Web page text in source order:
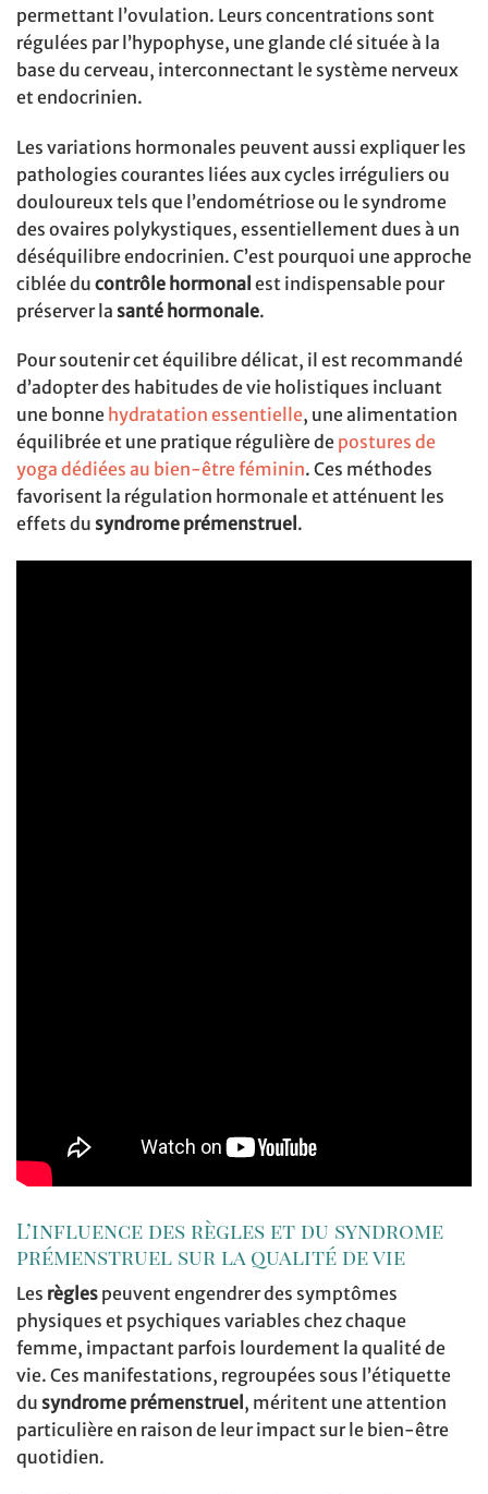
permettant l’ovulation. Leurs concentrations sont
régulées par l’hypophyse, une glande clé située à la
base du cerveau, interconnectant le système nerveux
et endocrinien.
Les variations hormonales peuvent aussi expliquer les
pathologies courantes liées aux cycles irréguliers ou
douloureux tels que l’endométriose ou le syndrome
des ovaires polykystiques, essentiellement dues à un
déséquilibre endocrinien. C’est pourquoi une approche
ciblée du contrôle hormonal est indispensable pour
préserver la santé hormonale.
Pour soutenir cet équilibre délicat, il est recommandé
d’adopter des habitudes de vie holistiques incluant
une bonne hydratation essentielle, une alimentation
équilibrée et une pratique régulière de postures de
yoga dédiées au bien-être féminin. Ces méthodes
favorisent la régulation hormonale et atténuent les
effets du syndrome prémenstruel .
L’influence des règles et du syndrome
prémenstruel sur la qualité de vie
Les règles peuvent engendrer des symptômes
physiques et psychiques variables chez chaque
femme, impactant parfois lourdement la qualité de
vie. Ces manifestations, regroupées sous l’étiquette
du syndrome prémenstruel, méritent une attention
particulière en raison de leur impact sur le bien-être
quotidien.